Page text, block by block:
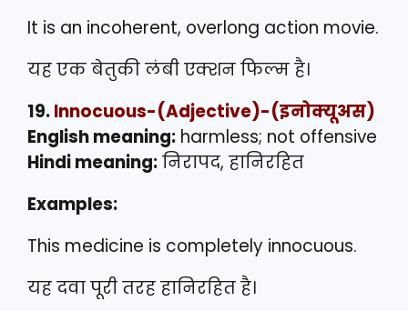
It is an incoherent, overlong action movie.
यह एक बेतुकी लंबी एक्शन फिल्म है।
19.Innocuous-(Adjective)-(इनोक्यूअस)
English meaning: harmless; not offensive
Hindi meaning:निरापद, हानिरहित
Examples:
This medicine is completely innocuous.
यह दवा पूरी तरह हानिरहित है।